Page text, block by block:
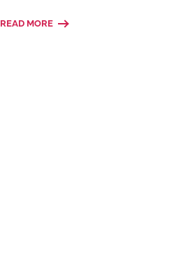
READ MORE